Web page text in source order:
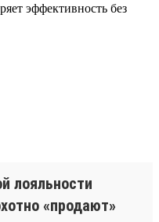
эффективность без
лояльности
«продают»